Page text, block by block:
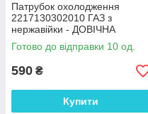
Патрубок охолодження
2217130302010 ГАЗ з
нержавійки - ДОВІЧНА
ГАРАНТІЯ
Готово до відправки 10 од.
590 ₴
Купити